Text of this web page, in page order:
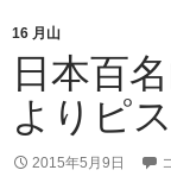
16 月山
日本百
よりピ
2015年5月9日